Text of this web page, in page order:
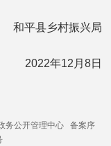
平县乡村振兴局
2022年12月8日
务公开管理中心 备案序